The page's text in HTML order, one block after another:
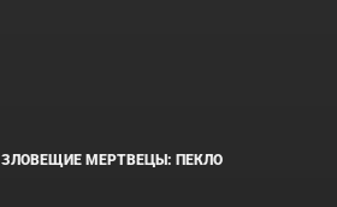
ЗЛОВЕЩИЕ МЕРТВЕЦЫ: ПЕКЛО